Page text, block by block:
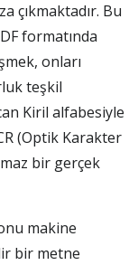
çıkmaktadır. Bu
formatında
onları
teşkil
Kiril alfabesiyle
(Optik Karakter
bir gerçek
makine
bir metne